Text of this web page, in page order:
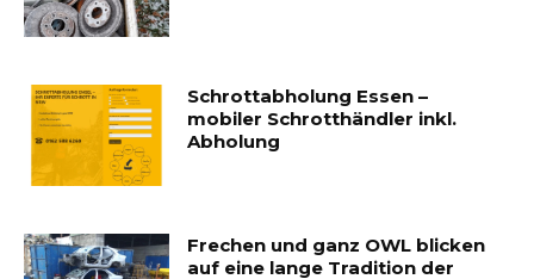
Schrottabholung Essen –
mobiler Schrotthändler inkl.
Abholung
Frechen und ganz OWL blicken
auf eine lange Tradition der